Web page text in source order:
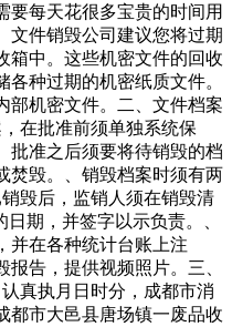
要每天花很多宝贵的时间用
文件销毁公司建议您将过期
箱中。这些机密文件的回收
种过期的机密纸质文件。
部机密文件。二、文件档案
在批准前须单独系统保
批准之后须要将待销毁的档
焚毁。、销毁档案时须有两
毁后，监销人须在销毁清
期，并签字以示负责。、
并在各种统计台账上注
告，提供视频照片。三、
真执月日时分，成都市消
都市大邑县唐场镇一废品收